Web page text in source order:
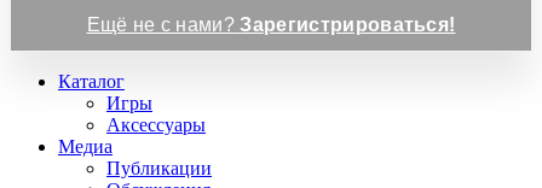
Ещё не с нами?Зарегистрироваться!
Каталог
Игры
Аксессуары
Медиа
Публикации